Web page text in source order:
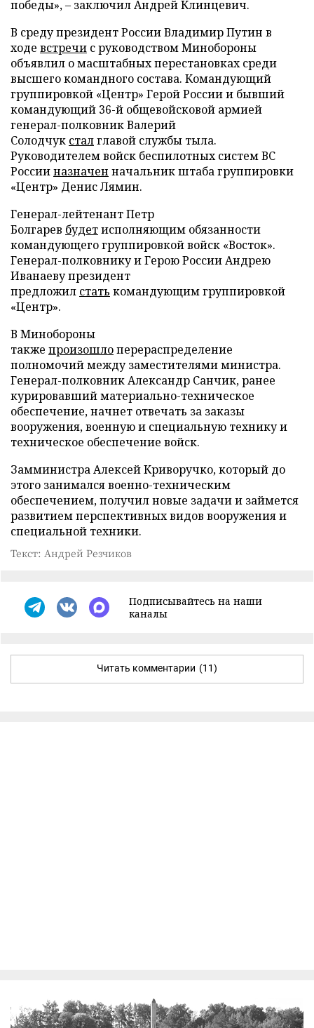
победы», – заключил Андрей Клинцевич.
В среду президент России Владимир Путин в
ходе встречи с руководством Минобороны
объявлил о масштабных перестановках среди
высшего командного состава. Командующий
группировкой «Центр» Герой России и бывший
командующий 36-й общевойсковой армией
генерал-полковник Валерий
Солодчук сталглавой службы тыла.
Руководителем войск беспилотных систем ВС
Россииназначен начальник штаба группировки
«Центр» Денис Лямин.
Генерал-лейтенант Петр
Болгарев будетисполняющим обязанности
командующего группировкой войск «Восток».
Генерал-полковнику и Герою России Андрею
Иванаеву президент
предложил стать командующим группировкой
«Центр».
В Минобороны
также произошлоперераспределение
полномочий между заместителями министра.
Генерал-полковник Александр Санчик, ранее
курировавший материально-техническое
обеспечение, начнет отвечать за заказы
вооружения, военную и специальную технику и
техническое обеспечение войск.
Замминистра Алексей Криворучко, который до
этого занимался военно-техническим
обеспечением, получил новые задачи и займется
развитием перспективных видов вооружения и
специальной техники.
Текст: Андрей Резчиков
Подписывайтесь на наши
каналы
Читать комментарии (11)